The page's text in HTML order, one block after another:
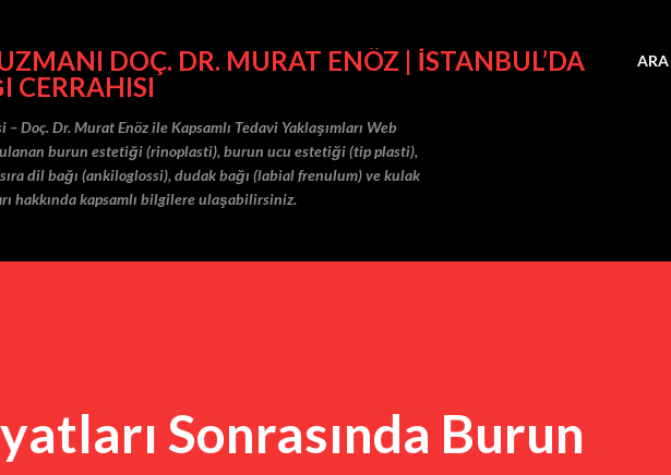
DOÇ. DR. MURAT ENÖZ | İSTANBUL’DA
CERRAHISI
Doç. Dr. Murat Enöz ile Kapsamlı Tedavi Yaklaşımları Web
burun estetiği (rinoplasti), burun ucu estetiği (tip plasti),
dil bağı (ankiloglossi), dudak bağı (labial frenulum) ve kulak
hakkında kapsamlı bilgilere ulaşabilirsiniz.
ARA
Sonrasında Burun